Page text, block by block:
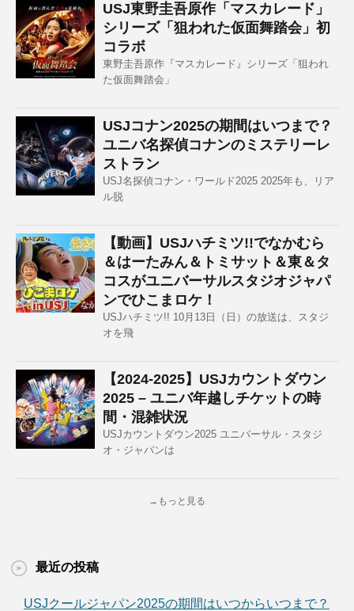
USJ東野圭吾原作「マスカレード」
シリーズ「狙われた仮面舞踏会」初
コラボ
東野圭吾原作『マスカレード』シリーズ「狙われ
た仮面舞踏会」
USJコナン2025の期間はいつまで？
ユニバ名探偵コナンのミステリーレ
ストラン
USJ名探偵コナン・ワールド2025 2025年も、リア
ル脱
【動画】USJハチミツ!!でなかむら
＆はーたみん＆トミサット＆東＆タ
コスがユニバーサルスタジオジャパ
ンでひこまロケ！
USJハチミツ!! 10月13日（日）の放送は、スタジ
オを飛
【2024-2025】USJカウントダウン
2025 – ユニバ年越しチケットの時
間・混雑状況
USJカウントダウン2025 ユニバーサル・スタジ
オ・ジャパンは
→もっと見る
最近の投稿
USJクールジャパン2025の期間はいつからいつまで？